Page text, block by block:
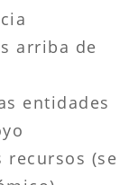
arriba de
entidades
recursos (se